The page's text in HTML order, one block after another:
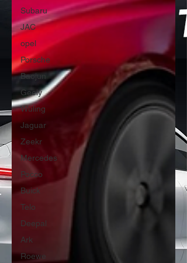
Subaru
JAC
opel
Porsche
Baojun
Geely
Wuling
Jaguar
Zeekr
Mercedes
Pocco
Buick
Telo
Deepal
Ark
Roewe